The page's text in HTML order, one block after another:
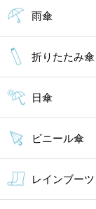
雨傘
折りたたみ傘
日傘
ビニール傘
レインブーツ